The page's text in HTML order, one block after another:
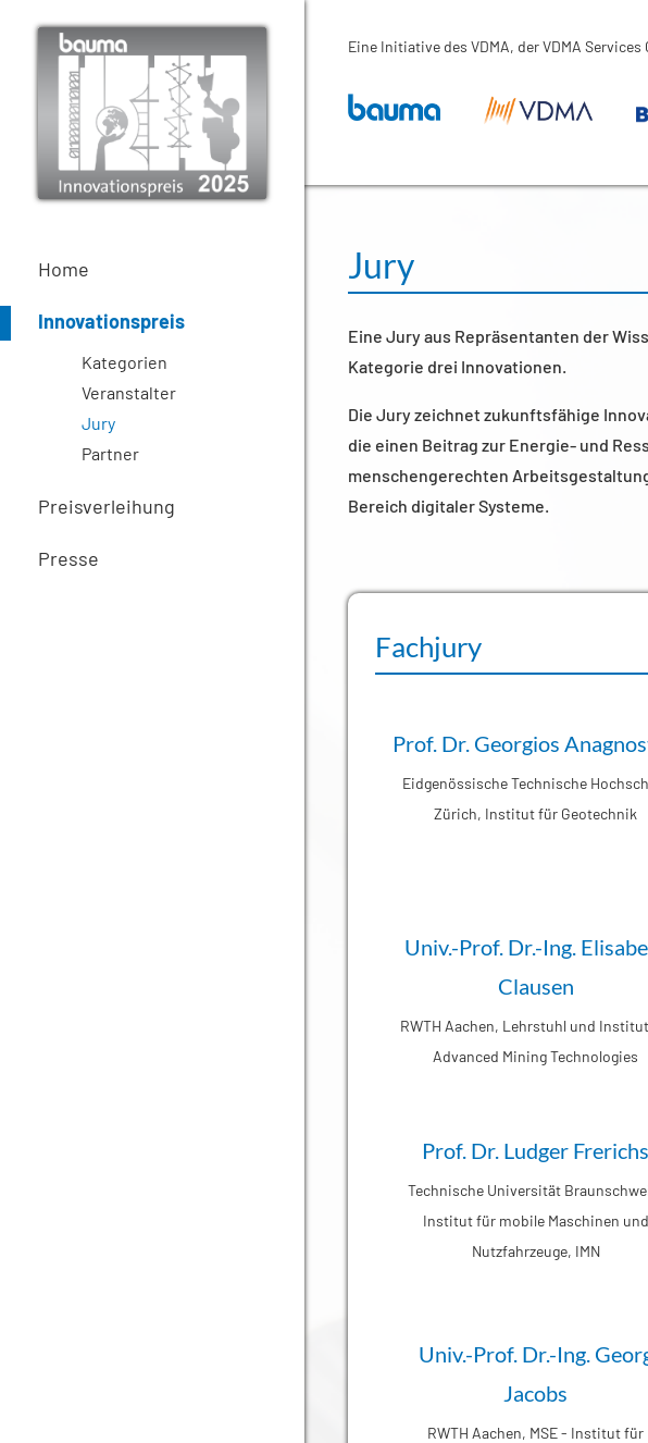
Home
Innovationspreis
Kategorien
Veranstalter
Jury
Partner
Preisverleihung
Presse
Eine Initiative des VDMA, der VDMA
Jury
Eine Jury aus Repräsentanten der
Kategorie drei Innovationen.
Die Jury zeichnet zukunftsfähige
die einen Beitrag zur Energie- und
menschengerechten
Bereich digitaler Systeme.
Fachjury
Prof. Dr. Georgios
Eidgenössische Technische
Zürich, Institut für Geotechnik
Univ.-Prof. Dr.-Ing.
Clausen
RWTH Aachen, Lehrstuhl und
Advanced Mining Technologies
Prof. Dr. Ludger Frerichs
Technische Universität
Institut für mobile Maschinen und
Nutzfahrzeuge, IMN
Univ.-Prof. Dr.-Ing.
Jacobs
RWTH Aachen, MSE - Institut für